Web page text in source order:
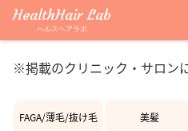
※掲載のクリニック・サロン
FAGA/薄毛/抜け毛 美髪
HealthHair Lab
ヘルスヘアラボ